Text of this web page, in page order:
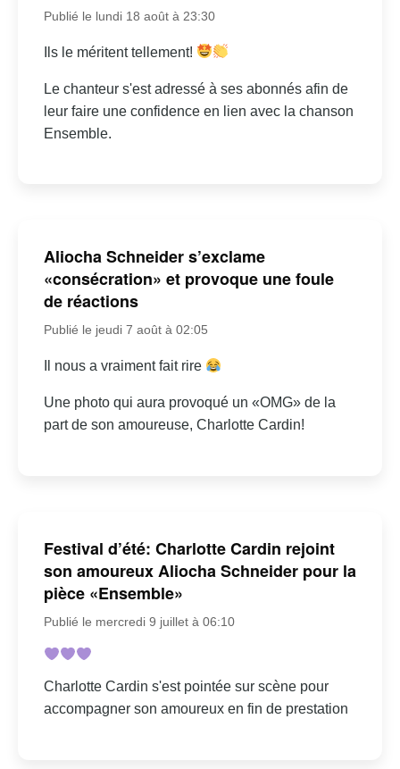
Publié le lundi 18 août à 23:30
Ils le méritent tellement!
Le chanteur s'est adressé à ses abonnés afin de
leur faire une confidence en lien avec la chanson
Ensemble.
Aliocha Schneider s’exclame
«consécration» et provoque une foule
de réactions
Publié le jeudi 7 août à 02:05
Il nous a vraiment fait rire
Une photo qui aura provoqué un «OMG» de la
part de son amoureuse, Charlotte Cardin!
Festival d’été: Charlotte Cardin rejoint
son amoureux Aliocha Schneider pour la
pièce «Ensemble»
Publié le mercredi 9 juillet à 06:10
Charlotte Cardin s'est pointée sur scène pour
accompagner son amoureux en fin de prestation